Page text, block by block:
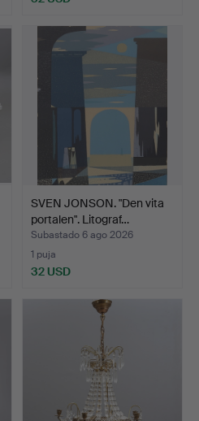
SVEN JONSON. "Den vita
portalen". Litograf…
Subastado 6 ago 2026
1 puja
32 USD